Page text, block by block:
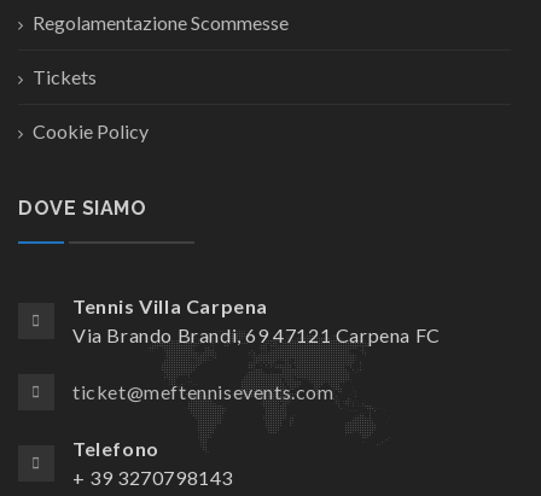
Regolamentazione Scommesse
Tickets
Cookie Policy
DOVE SIAMO
Tennis Villa Carpena
Via Brando Brandi, 69 47121 Carpena FC
ticket@meftennisevents.com
Telefono
+ 39 3270798143